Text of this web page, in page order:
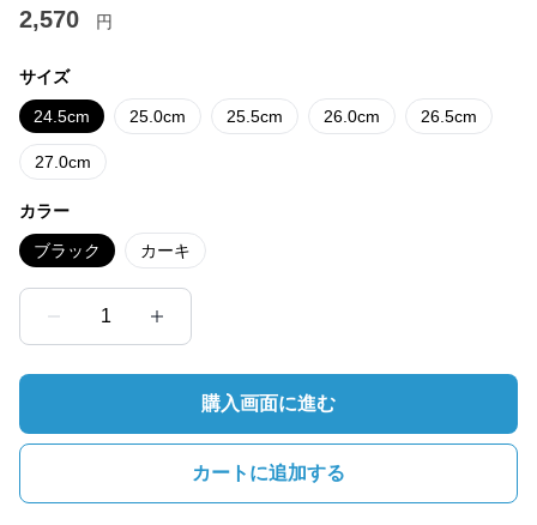
2,570 円
サイズ
24.5cm 25.0cm 25.5cm 26.0cm 26.5cm
27.0cm
カラー
ブラック カーキ
1
購入画面に進む
カートに追加する